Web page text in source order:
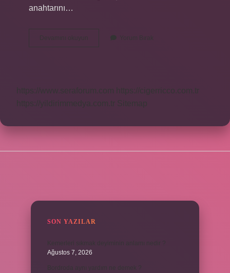
anahtarını…
Devamını okuyun
Şiddeti
Yorum Bırak
https://www.seraforum.com
https://cigerricco.com.tr
https://yildirimmedya.com.tr Sitemap
SON YAZILAR
Ağustos 7, 2026